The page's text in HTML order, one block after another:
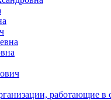
работающие